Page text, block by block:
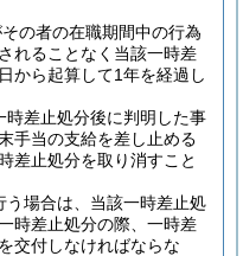
の者の在職期間中の行為
れることなく当該一時差
から起算して1年を経過し
差止処分後に判明した事
手当の支給を差し止める
差止処分を取り消すこと
場合は、当該一時差止処
時差止処分の際、一時差
交付しなければならな